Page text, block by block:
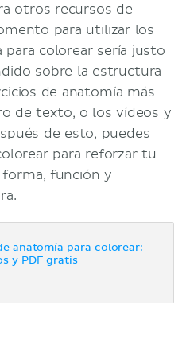
otros recursos de
para utilizar los
colorear sería justo
sobre la estructura
de anatomía más
de texto, o los vídeos y
de esto, puedes
para reforzar tu
función y
anatomía para colorear:
y PDF gratis